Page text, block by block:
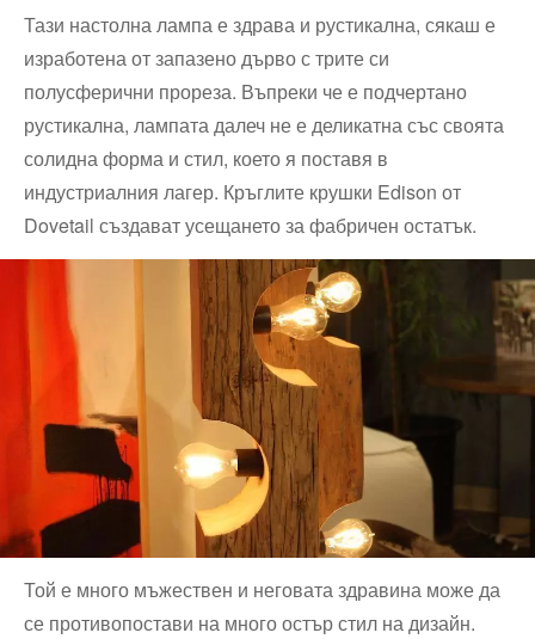
Тази настолна лампа е здрава и рустикална, сякаш е
изработена от запазено дърво с трите си
полусферични прореза. Въпреки че е подчертано
рустикална, лампата далеч не е деликатна със своята
солидна форма и стил, което я поставя в
индустриалния лагер. Кръглите крушки Edison от
Dovetail създават усещането за фабричен остатък.
Той е много мъжествен и неговата здравина може да
се противопостави на много остър стил на дизайн.